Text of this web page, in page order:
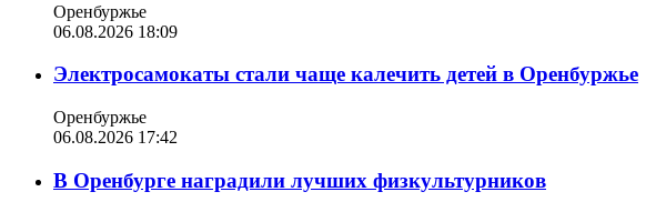
Оренбуржье
06.08.2026 18:09
Электросамокаты стали чаще калечить детей в Оренбуржье
Оренбуржье
06.08.2026 17:42
В Оренбурге наградили лучших физкультурников